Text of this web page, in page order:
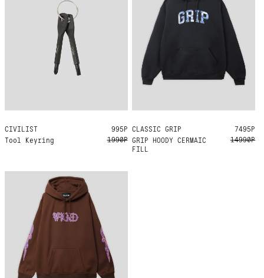
CIVILIST
Tool Keyring
L/XL
995Р
1990Р
CLASSIC GRIP
GRIP HOODY CERMAIC
FILL
S M
7495Р
14990Р